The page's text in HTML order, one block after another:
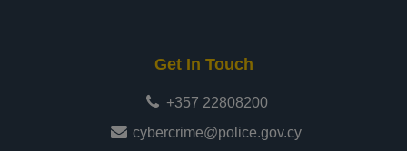
Get In Touch
+357 22808200
cybercrime@police.gov.cy